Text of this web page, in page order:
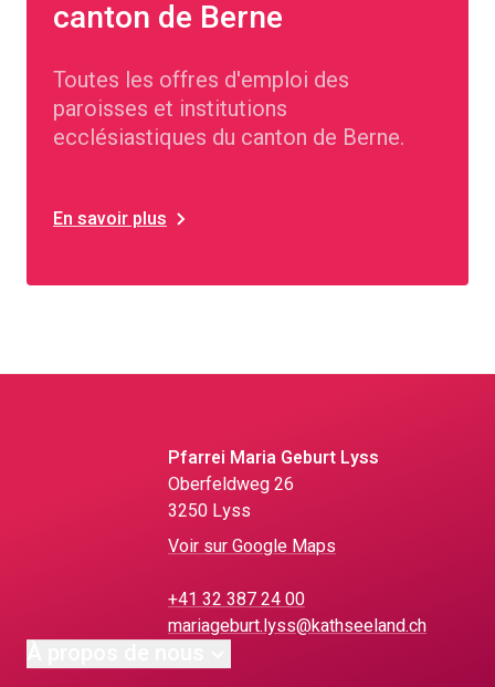
canton de Berne
Toutes les offres d'emploi des
paroisses et institutions
ecclésiastiques du canton de Berne.
En savoir plus
Pfarrei Maria Geburt Lyss
Oberfeldweg 26
3250 Lyss
Voir sur Google Maps
+41 32 387 24 00
mariageburt.lyss@kathseeland.ch